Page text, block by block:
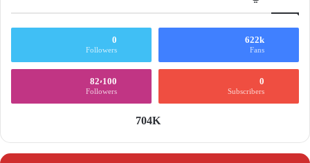
622k
Fans
0
Followers
0
Subscribers
82٬100
Followers
704K